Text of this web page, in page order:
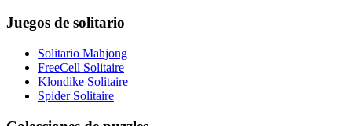
Juegos de solitario
Solitario Mahjong
FreeCell Solitaire
Klondike Solitaire
Spider Solitaire